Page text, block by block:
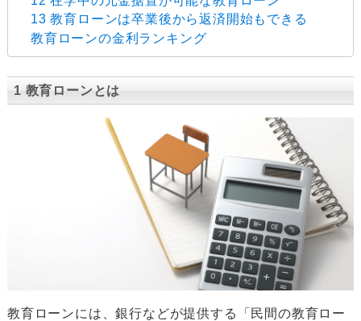
13 教育ローンは卒業後から返済開始もできる
教育ローンの金利ランキング
1 教育ローンとは
教育ローンには、銀行などが提供する「民間の教育ロー